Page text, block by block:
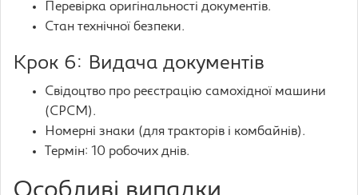
Перевірка оригінальності документів.
Стан технічної безпеки.
Крок 6: Видача документів
Свідоцтво про реєстрацію самохідної машини
(СРСМ).
Номерні знаки (для тракторів і комбайнів).
Термін: 10 робочих днів.